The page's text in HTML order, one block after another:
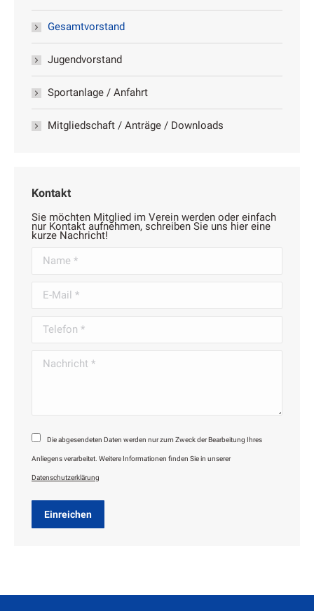
Gesamtvorstand
Jugendvorstand
Sportanlage / Anfahrt
Mitgliedschaft / Anträge / Downloads
Kontakt
Sie möchten Mitglied im Verein werden oder einfach
nur Kontakt aufnehmen, schreiben Sie uns hier eine
kurze Nachricht!
Name *
E-Mail *
Telefon *
Nachricht *
Die abgesendeten Daten werden nur zum Zweck der Bearbeitung Ihres
Anliegens verarbeitet. Weitere Informationen finden Sie in unserer
Datenschutzerklärung
Einreichen